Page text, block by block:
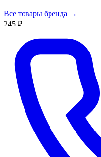
Все товары бренда →
245 ₽